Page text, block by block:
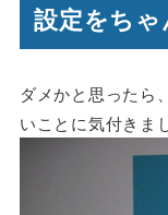
設定をちゃ
ダメかと思ったら
いことに気付きま